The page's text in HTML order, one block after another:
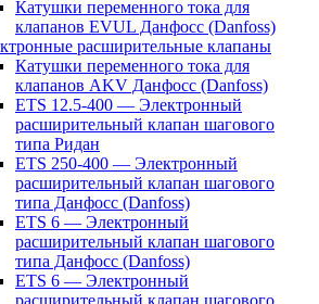
Катушки переменного тока для
клапанов EVUL Данфосс (Danfoss)
расширительные клапаны
Катушки переменного тока для
клапанов AKV Данфосс (Danfoss)
ETS 12.5-400 — Электронный
расширительный клапан шагового
типа Ридан
ETS 250-400 — Электронный
расширительный клапан шагового
типа Данфосс (Danfoss)
ETS 6 — Электронный
расширительный клапан шагового
типа Данфосс (Danfoss)
ETS 6 — Электронный
расширительный клапан шагового